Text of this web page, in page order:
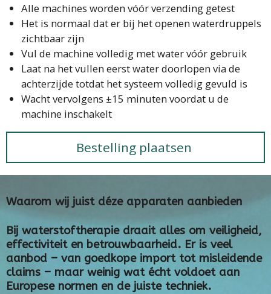
Alle machines worden vóór verzending getest
Het is normaal dat er bij het openen waterdruppels
zichtbaar zijn
Vul de machine volledig met water vóór gebruik
Laat na het vullen eerst water doorlopen via de
achterzijde totdat het systeem volledig gevuld is
Wacht vervolgens ±15 minuten voordat u de
machine inschakelt
Bestelling plaatsen
Waarom wij juist déze apparaten aanbieden
Bij waterstoftherapie draait alles om veiligheid,
effectiviteit en betrouwbaarheid. Er is veel
aanbod – van goedkope import tot misleidende
claims – maar weinig wat écht voldoet aan
Europese normen en de juiste techniek.